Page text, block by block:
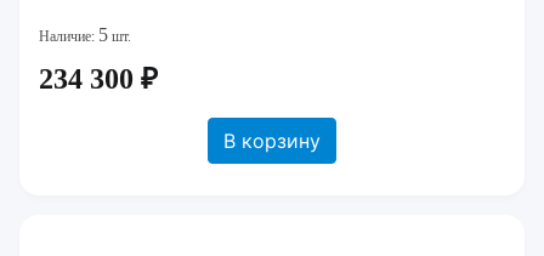
Наличие: 5 шт.
234 300 ₽
В корзину